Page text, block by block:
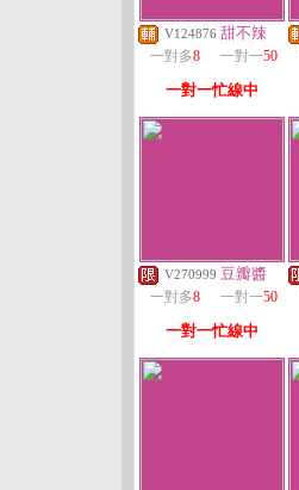
V124876 甜不辣
一對多8 一對一50
一對一忙線中
V270999 豆瓣醬
一對多8 一對一50
一對一忙線中